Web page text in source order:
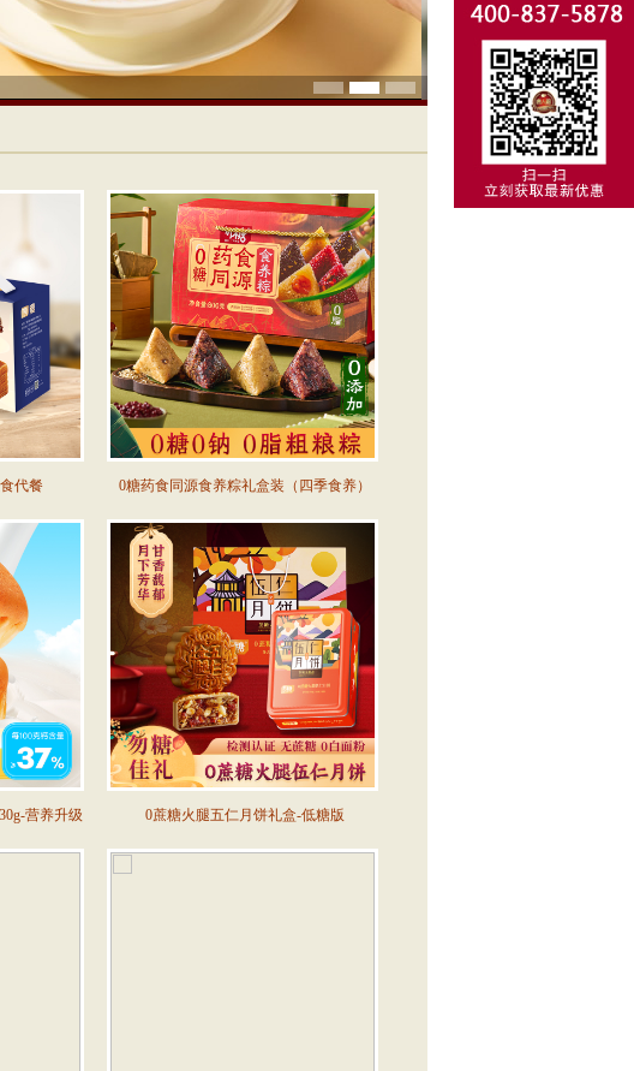
代餐 0糖药食同源食养粽礼盒装（四季食养）
营养升级 0蔗糖火腿五仁月饼礼盒-低糖版